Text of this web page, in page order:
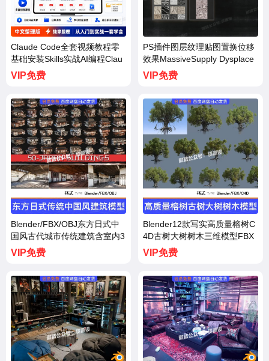
Claude Code全套视频教程零
基础安装Skills实战AI编程Clau
deCode视频资料包【3748
期】
VIP免费
PS插件图层纹理贴图置换位移
效果MassiveSupply Dysplace
【3747期】
VIP免费
Blender/FBX/OBJ东方日式中
国风古代城市传统建筑含室内3
D模型【3746期】
VIP免费
Blender12款写实高质量榕树C
4D古树大树树木三维模型FBX
素材【3745期】
VIP免费